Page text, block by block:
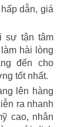
dẫn, giá
sự tận tâm
làm hài lòng
đến cho
tốt nhất.
lên hàng
ra nhanh
cao, nhân